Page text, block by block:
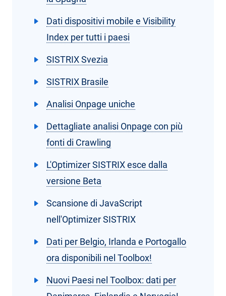
Dati dispositivi mobile e Visibility
Index per tutti i paesi
SISTRIX Svezia
SISTRIX Brasile
Analisi Onpage uniche
Dettagliate analisi Onpage con più
fonti di Crawling
L'Optimizer SISTRIX esce dalla
versione Beta
Scansione di JavaScript
nell'Optimizer SISTRIX
Dati per Belgio, Irlanda e Portogallo
ora disponibili nel Toolbox!
Nuovi Paesi nel Toolbox: dati per